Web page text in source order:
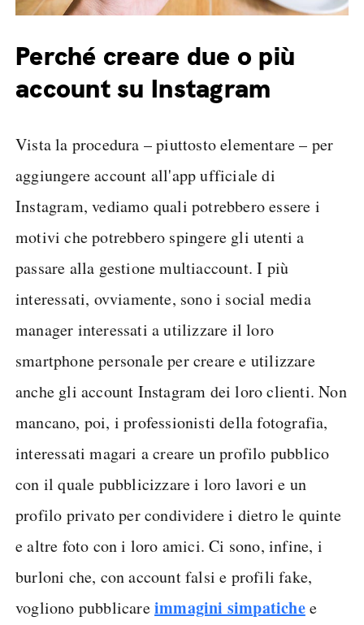
Perché creare due o più
account su Instagram
Vista la procedura – piuttosto elementare – per
aggiungere account all'app ufficiale di
Instagram, vediamo quali potrebbero essere i
motivi che potrebbero spingere gli utenti a
passare alla gestione multiaccount. I più
interessati, ovviamente, sono i social media
manager interessati a utilizzare il loro
smartphone personale per creare e utilizzare
anche gli account Instagram dei loro clienti. Non
mancano, poi, i professionisti della fotografia,
interessati magari a creare un profilo pubblico
con il quale pubblicizzare i loro lavori e un
profilo privato per condividere i dietro le quinte
e altre foto con i loro amici. Ci sono, infine, i
burloni che, con account falsi e profili fake,
vogliono pubblicareimmagini simpatichee